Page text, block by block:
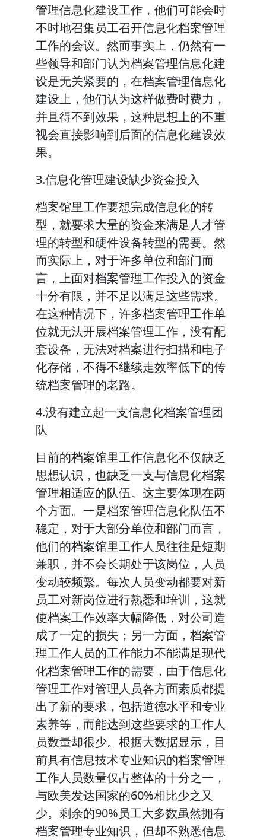
管理信息化建设工作，他们可能会时
不时地召集员工召开信息化档案管理
工作的会议。然而事实上，仍然有一
些领导和部门认为档案管理信息化建
设是无关紧要的，在档案管理信息化
建设上，他们认为这样做费时费力，
并且得不到效果，这种思想上的不重
视会直接影响到后面的信息化建设效
果。
3.信息化管理建设缺少资金投入
档案馆里工作要想完成信息化的转
型，就要求大量的资金来满足人才管
理的转型和硬件设备转型的需要。然
而实际上，对于许多单位和部门而
言，上面对档案管理工作投入的资金
十分有限，并不足以满足这些需求。
在这种情况下，许多档案管理工作单
位就无法开展档案管理工作，没有配
套设备，无法对档案进行扫描和电子
化存储，不得不继续走效率低下的传
统档案管理的老路。
4.没有建立起一支信息化档案管理团
队
目前的档案馆里工作信息化不仅缺乏
思想认识，也缺乏一支与信息化档案
管理相适应的队伍。这主要体现在两
个方面。一是档案管理信息化队伍不
稳定，对于大部分单位和部门而言，
他们的档案馆里工作人员往往是短期
兼职，并不会长期处于该岗位，人员
变动较频繁。每次人员变动都要对新
员工对新岗位进行熟悉和培训，这就
使档案工作效率大幅降低，对公司造
成了一定的损失；另一方面，档案管
理工作人员的工作能力不能满足现代
化档案管理工作的需要，由于信息化
管理工作对管理人员各方面素质都提
出了新的要求，包括道德水平和专业
素养等，而能达到这些要求的工作人
员数量却很少。根据大数据显示，目
前具有信息技术专业知识的档案管理
工作人员数量仅占整体的十分之一，
与欧美发达国家的60%相比少之又
少。剩余的90%员工大多数虽然拥有
档案管理专业知识，但却不熟悉信息